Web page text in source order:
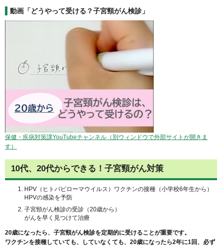
動画「どうやって受ける？子宮頸がん検診」
保健・疾病対策課YouTubeチャンネル（別ウィンドウで外部サイトが開きま
す）
10代、20代からできる！子宮頸がん対策
HPV（ヒトパピローマウイルス）ワクチンの接種（小学校6年生から）
HPVの感染を予防
子宮頸がん検診の受診（20歳から）
がんを早く見つけて治療
20歳になったら、子宮頸がん検診を定期的に受けることが重要です。
ワクチンを接種していても、していなくても、20歳になったら2年に1回、必ず